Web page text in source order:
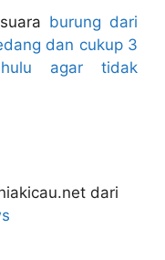
burung dari
dan cukup 3
agar tidak
dari